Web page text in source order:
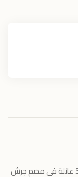
من خلال حملة ربطة خبز سنتمكن من تأمين 50 عائلة في مخيم جرش